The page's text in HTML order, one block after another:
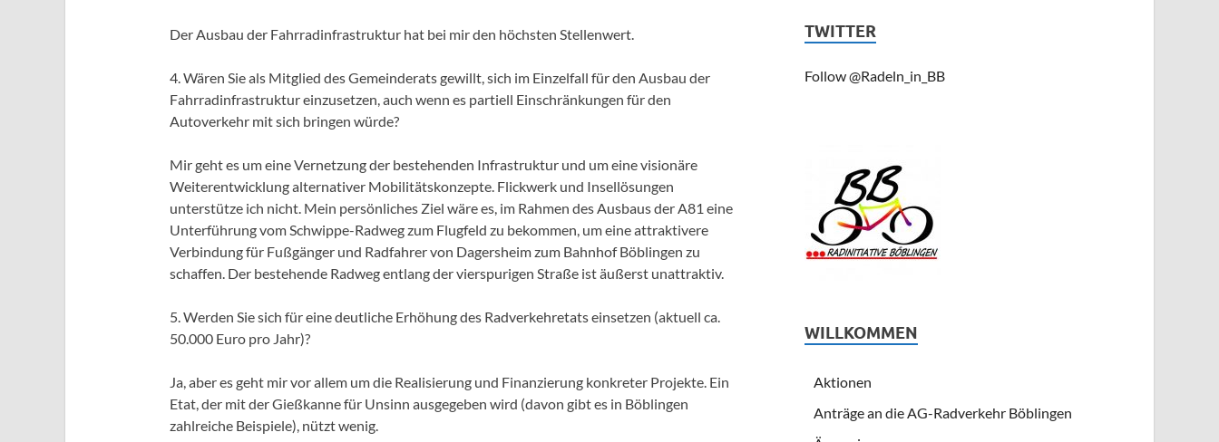
Der Ausbau der Fahrradinfrastruktur hat bei mir den höchsten Stellenwert.
4. Wären Sie als Mitglied des Gemeinderats gewillt, sich im Einzelfall für den Ausbau der
Fahrradinfrastruktur einzusetzen, auch wenn es partiell Einschränkungen für den
Autoverkehr mit sich bringen würde?
Mir geht es um eine Vernetzung der bestehenden Infrastruktur und um eine visionäre
Weiterentwicklung alternativer Mobilitätskonzepte. Flickwerk und Insellösungen
unterstütze ich nicht. Mein persönliches Ziel wäre es, im Rahmen des Ausbaus der A81 eine
Unterführung vom Schwippe-Radweg zum Flugfeld zu bekommen, um eine attraktivere
Verbindung für Fußgänger und Radfahrer von Dagersheim zum Bahnhof Böblingen zu
schaffen. Der bestehende Radweg entlang der vierspurigen Straße ist äußerst unattraktiv.
5. Werden Sie sich für eine deutliche Erhöhung des Radverkehretats einsetzen (aktuell ca.
50.000 Euro pro Jahr)?
Ja, aber es geht mir vor allem um die Realisierung und Finanzierung konkreter Projekte. Ein
Etat, der mit der Gießkanne für Unsinn ausgegeben wird (davon gibt es in Böblingen
zahlreiche Beispiele), nützt wenig.
TWITTER
Follow @Radeln_in_BB
WILLKOMMEN
Aktionen
Anträge an die AG-Radverkehr Böblingen